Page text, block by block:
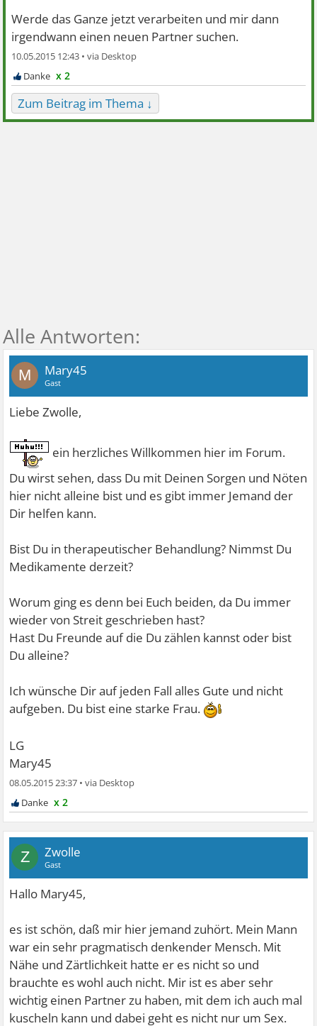
Werde das Ganze jetzt verarbeiten und mir dann
irgendwann einen neuen Partner suchen.
10.05.2015 12:43 •
x 2
Zum Beitrag im Thema ↓
M Mary45
Gast
Liebe Zwolle,
ein herzliches Willkommen hier im Forum.
Du wirst sehen, dass Du mit Deinen Sorgen und Nöten
hier nicht alleine bist und es gibt immer Jemand der
Dir helfen kann.
Bist Du in therapeutischer Behandlung? Nimmst Du
Medikamente derzeit?
Worum ging es denn bei Euch beiden, da Du immer
wieder von Streit geschrieben hast?
Hast Du Freunde auf die Du zählen kannst oder bist
Du alleine?
Ich wünsche Dir auf jeden Fall alles Gute und nicht
aufgeben. Du bist eine starke Frau.
LG
Mary45
08.05.2015 23:37 •
x 2
Z Zwolle
Gast
Hallo Mary45,
es ist schön, daß mir hier jemand zuhört. Mein Mann
war ein sehr pragmatisch denkender Mensch. Mit
Nähe und Zärtlichkeit hatte er es nicht so und
brauchte es wohl auch nicht. Mir ist es aber sehr
wichtig einen Partner zu haben, mit dem ich auch mal
kuscheln kann und dabei geht es nicht nur um Sex.